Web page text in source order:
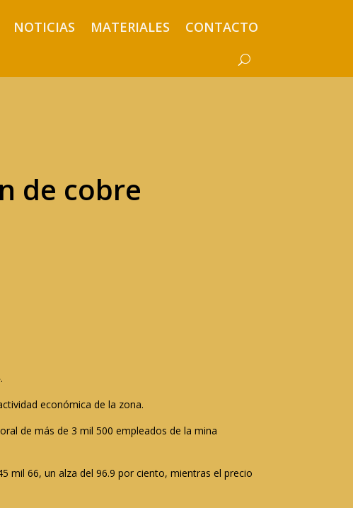
NOTICIAS MATERIALES CONTACTO
de cobre
económica de la zona.
de más de 3 mil 500 empleados de la mina
mil 66, un alza del 96.9 por ciento, mientras el precio